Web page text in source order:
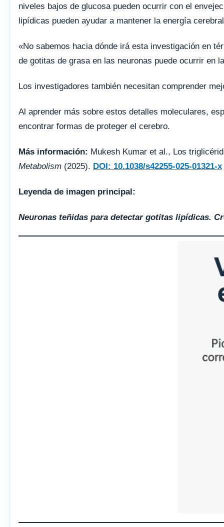
niveles bajos de glucosa pueden ocurrir con el
lipídicas pueden ayudar a mantener la energía
«No sabemos hacia dónde irá esta investigación en
de gotitas de grasa en las neuronas puede ocurrir en
Los investigadores también necesitan comprender
Al aprender más sobre estos detalles moleculares,
encontrar formas de proteger el cerebro.
Más información: Mukesh Kumar et al., Los
Metabolism (2025). DOI: 10.1038/s42255-025-01321-x
Leyenda de imagen principal:
Neuronas teñidas para detectar gotitas lipídicas.